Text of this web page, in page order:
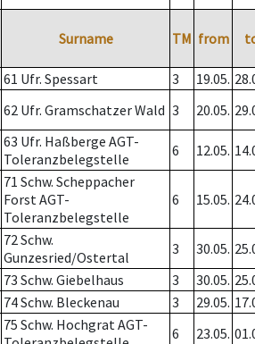
Surname TM from
61 Ufr. Spessart 3 19.05.
62 Ufr. Gramschatzer Wald 3 20.05.
63 Ufr. Haßberge AGT-
Toleranzbelegstelle
6 12.05.
71 Schw. Scheppacher
Forst AGT-
Toleranzbelegstelle
6 15.05.
72 Schw.
Gunzesried/Ostertal
3 30.05.
73 Schw. Giebelhaus 3 30.05.
74 Schw. Bleckenau 3 29.05.
75 Schw. Hochgrat AGT-
6 23.05.